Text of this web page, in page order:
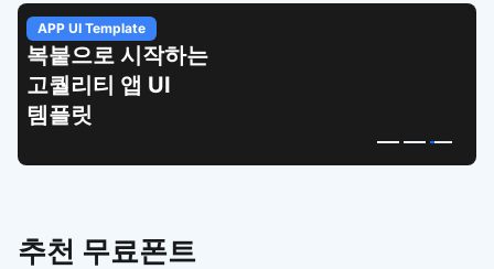
APP UI Template
복붙으로 시작하는
고퀄리티 앱 UI
템플릿
추천 무료폰트